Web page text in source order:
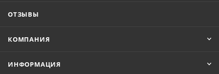
ОТЗЫВЫ
КОМПАНИЯ
ИНФОРМАЦИЯ